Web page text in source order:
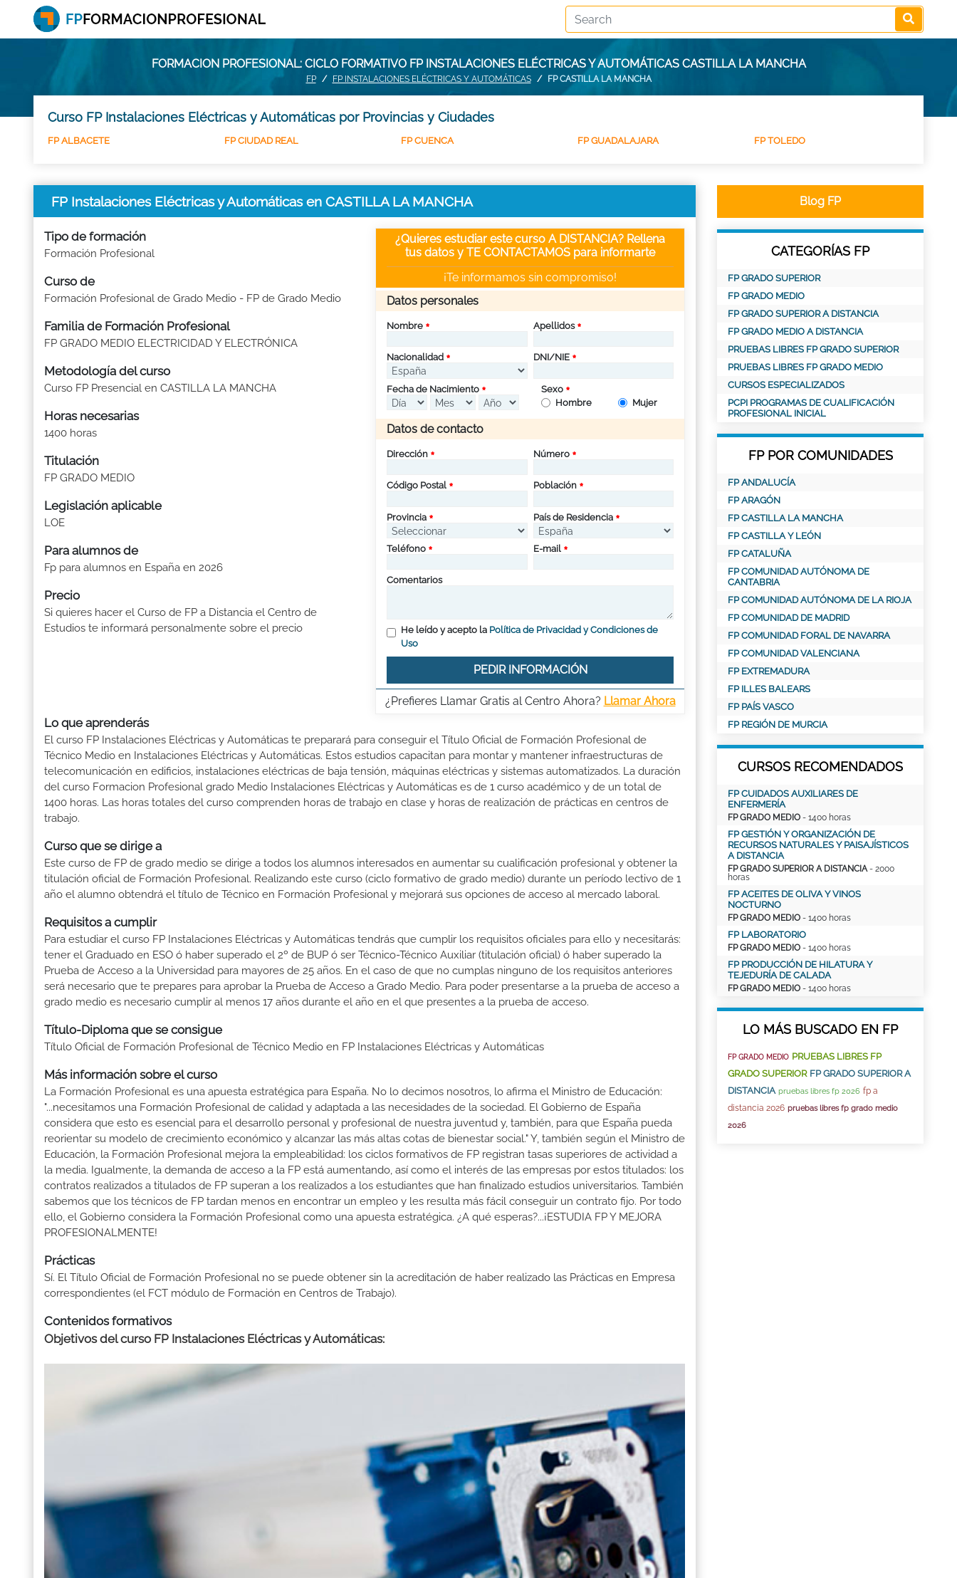
FORMACION PROFESIONAL: CICLO FORMATIVO FP INSTALACIONES ELÉCTRICAS Y AUTOMÁTICAS CASTILLA LA MANCHA
FP FP INSTALACIONES ELÉCTRICAS Y AUTOMÁTICAS FP CASTILLA LA MANCHA
Curso FP Instalaciones Eléctricas y Automáticas por Provincias y Ciudades
FP ALBACETE FP CIUDAD REAL FP CUENCA FP GUADALAJARA FP TOLEDO
FP Instalaciones Eléctricas y Automáticas en CASTILLA LA MANCHA
Tipo de formación
Formación Profesional
Curso de
Formación Profesional de Grado Medio - FP de Grado Medio
Familia de Formación Profesional
FP GRADO MEDIO ELECTRICIDAD Y ELECTRÓNICA
Metodología del curso
Curso FP Presencial en CASTILLA LA MANCHA
Horas necesarias
1400 horas
Titulación
FP GRADO MEDIO
Legislación aplicable
LOE
Para alumnos de
Fp para alumnos en España en 2026
Precio
Si quieres hacer el Curso de FP a Distancia el Centro de
Estudios te informará personalmente sobre el precio
¿Quieres estudiar este curso A DISTANCIA? Rellena
tus datos y TE CONTACTAMOS para informarte
¡Te informamos sin compromiso!
Datos personales
Nombre Apellidos
Nacionalidad DNI/NIE
Fecha de Nacimiento
Sexo
Hombre
Mujer
Datos de contacto
Dirección Número
Código Postal Población
Provincia País de Residencia
Teléfono E-mail
Comentarios
He leído y acepto la Política de Privacidad y Condiciones de
Uso
PEDIR INFORMACIÓN
¿Prefieres Llamar Gratis al Centro Ahora? Llamar Ahora
Lo que aprenderás
El curso FP Instalaciones Eléctricas y Automáticas te preparará para conseguir el Título Oficial de Formación Profesional de
Técnico Medio en Instalaciones Eléctricas y Automáticas. Estos estudios capacitan para montar y mantener infraestructuras de
telecomunicación en edificios, instalaciones eléctricas de baja tensión, máquinas eléctricas y sistemas automatizados. La duración
del curso Formacion Profesional grado Medio Instalaciones Eléctricas y Automáticas es de 1 curso académico y de un total de
1400 horas. Las horas totales del curso comprenden horas de trabajo en clase y horas de realización de prácticas en centros de
trabajo.
Curso que se dirige a
Este curso de FP de grado medio se dirige a todos los alumnos interesados en aumentar su cualificación profesional y obtener la
titulación oficial de Formación Profesional. Realizando este curso (ciclo formativo de grado medio) durante un período lectivo de 1
año el alumno obtendrá el título de Técnico en Formación Profesional y mejorará sus opciones de acceso al mercado laboral.
Requisitos a cumplir
Para estudiar el curso FP Instalaciones Eléctricas y Automáticas tendrás que cumplir los requisitos oficiales para ello y necesitarás:
tener el Graduado en ESO ó haber superado el 2º de BUP ó ser Técnico-Técnico Auxiliar (titulación oficial) ó haber superado la
Prueba de Acceso a la Universidad para mayores de 25 años. En el caso de que no cumplas ninguno de los requisitos anteriores
será necesario que te prepares para aprobar la Prueba de Acceso a Grado Medio. Para poder presentarse a la prueba de acceso a
grado medio es necesario cumplir al menos 17 años durante el año en el que presentes a la prueba de acceso.
Título-Diploma que se consigue
Título Oficial de Formación Profesional de Técnico Medio en FP Instalaciones Eléctricas y Automáticas
Más información sobre el curso
La Formación Profesional es una apuesta estratégica para España. No lo decimos nosotros, lo afirma el Ministro de Educación:
"...necesitamos una Formación Profesional de calidad y adaptada a las necesidades de la sociedad. El Gobierno de España
considera que esto es esencial para el desarrollo personal y profesional de nuestra juventud y, también, para que España pueda
reorientar su modelo de crecimiento económico y alcanzar las más altas cotas de bienestar social." Y, también según el Ministro de
Educación, la Formación Profesional mejora la empleabilidad: los ciclos formativos de FP registran tasas superiores de actividad a
la media. Igualmente, la demanda de acceso a la FP está aumentando, así como el interés de las empresas por estos titulados: los
contratos realizados a titulados de FP superan a los realizados a los estudiantes que han finalizado estudios universitarios. También
sabemos que los técnicos de FP tardan menos en encontrar un empleo y les resulta más fácil conseguir un contrato fijo. Por todo
ello, el Gobierno considera la Formación Profesional como una apuesta estratégica. ¿A qué esperas?...¡ESTUDIA FP Y MEJORA
PROFESIONALMENTE!
Prácticas
Sí. El Título Oficial de Formación Profesional no se puede obtener sin la acreditación de haber realizado las Prácticas en Empresa
correspondientes (el FCT módulo de Formación en Centros de Trabajo).
Contenidos formativos
Objetivos del curso FP Instalaciones Eléctricas y Automáticas:
Blog FP
CATEGORÍAS FP
FP GRADO SUPERIOR
FP GRADO MEDIO
FP GRADO SUPERIOR A DISTANCIA
FP GRADO MEDIO A DISTANCIA
PRUEBAS LIBRES FP GRADO SUPERIOR
PRUEBAS LIBRES FP GRADO MEDIO
CURSOS ESPECIALIZADOS
PCPI PROGRAMAS DE CUALIFICACIÓN
PROFESIONAL INICIAL
FP POR COMUNIDADES
FP ANDALUCÍA
FP ARAGÓN
FP CASTILLA LA MANCHA
FP CASTILLA Y LEÓN
FP CATALUÑA
FP COMUNIDAD AUTÓNOMA DE
CANTABRIA
FP COMUNIDAD AUTÓNOMA DE LA RIOJA
FP COMUNIDAD DE MADRID
FP COMUNIDAD FORAL DE NAVARRA
FP COMUNIDAD VALENCIANA
FP EXTREMADURA
FP ILLES BALEARS
FP PAÍS VASCO
FP REGIÓN DE MURCIA
CURSOS RECOMENDADOS
FP CUIDADOS AUXILIARES DE
ENFERMERÍA
FP GRADO MEDIO - 1400 horas
FP GESTIÓN Y ORGANIZACIÓN DE
RECURSOS NATURALES Y PAISAJÍSTICOS
A DISTANCIA
FP GRADO SUPERIOR A DISTANCIA- 2000
horas
FP ACEITES DE OLIVA Y VINOS
NOCTURNO
FP GRADO MEDIO - 1400 horas
FP LABORATORIO
FP GRADO MEDIO - 1400 horas
FP PRODUCCIÓN DE HILATURA Y
TEJEDURÍA DE CALADA
FP GRADO MEDIO - 1400 horas
LO MÁS BUSCADO EN FP
FP GRADO MEDIO PRUEBAS LIBRES FP
GRADO SUPERIOR FP GRADO SUPERIOR A
DISTANCIA pruebas libres fp 2026 fp a
distancia 2026 pruebas libres fp grado medio
2026